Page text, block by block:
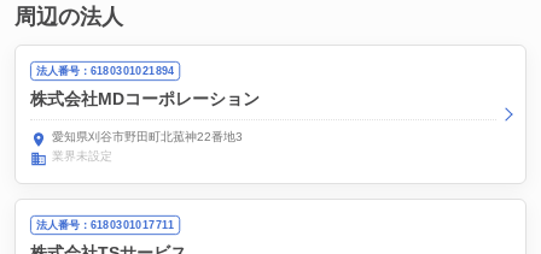
周辺の法人
法人番号：6180301021894
株式会社MDコーポレーション
愛知県刈谷市野田町北菰神22番地3
業界未設定
法人番号：6180301017711